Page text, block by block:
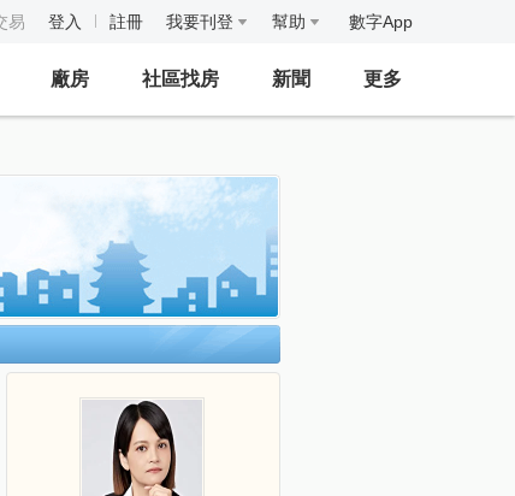
易 登入 註冊 我要刊登 幫助 數字App
廠房 社區找房 新聞 更多